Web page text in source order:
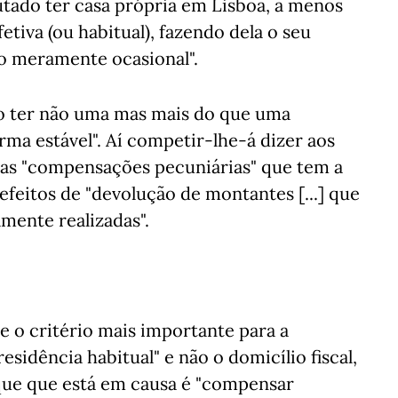
ter casa própria em Lisboa, a menos
(ou habitual), fazendo dela o seu
meramente ocasional".
não uma mas mais do que uma
estável". Aí competir-lhe-á dizer aos
"compensações pecuniárias" que tem a
de "devolução de montantes [...] que
realizadas".
o critério mais importante para a
habitual" e não o domicílio fiscal,
que está em causa é "compensar